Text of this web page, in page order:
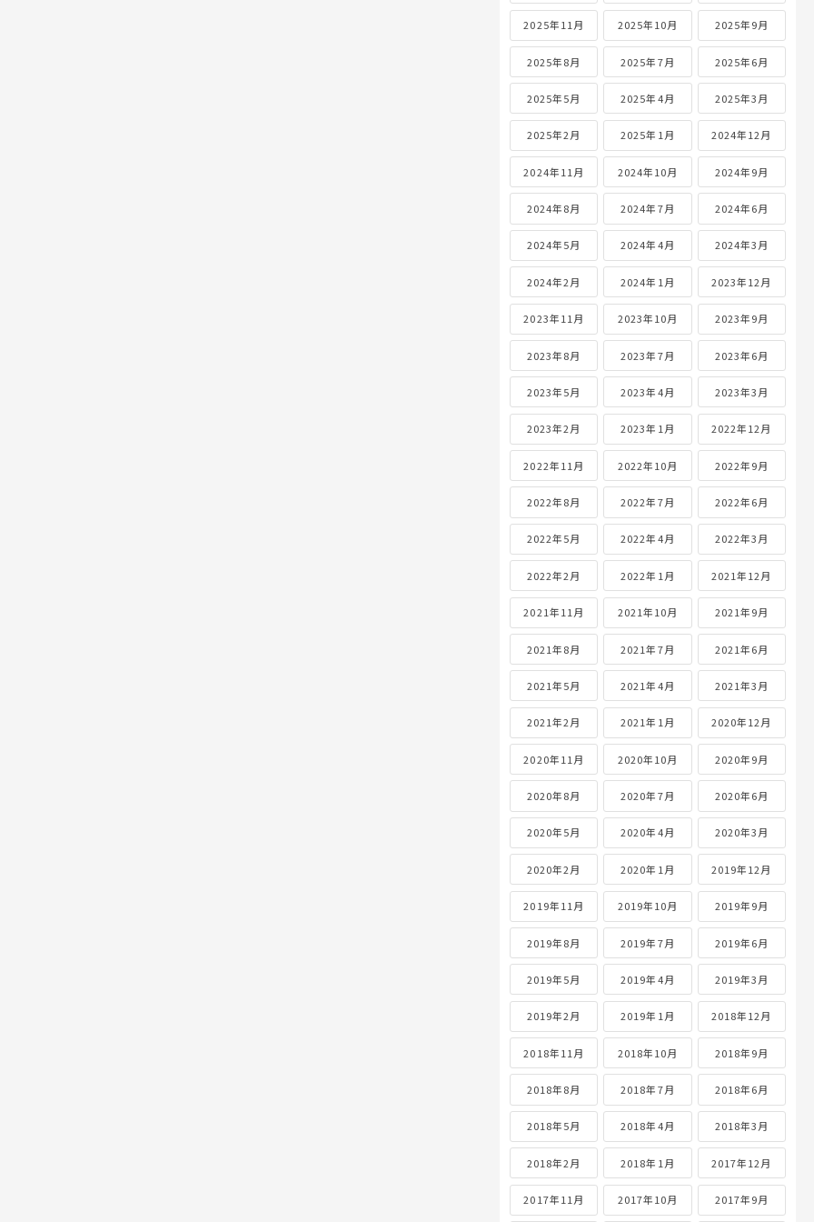
2025年11月 2025年10月 2025年9月
2025年8月 2025年7月 2025年6月
2025年5月 2025年4月 2025年3月
2025年2月 2025年1月 2024年12月
2024年11月 2024年10月 2024年9月
2024年8月 2024年7月 2024年6月
2024年5月 2024年4月 2024年3月
2024年2月 2024年1月 2023年12月
2023年11月 2023年10月 2023年9月
2023年8月 2023年7月 2023年6月
2023年5月 2023年4月 2023年3月
2023年2月 2023年1月 2022年12月
2022年11月 2022年10月 2022年9月
2022年8月 2022年7月 2022年6月
2022年5月 2022年4月 2022年3月
2022年2月 2022年1月 2021年12月
2021年11月 2021年10月 2021年9月
2021年8月 2021年7月 2021年6月
2021年5月 2021年4月 2021年3月
2021年2月 2021年1月 2020年12月
2020年11月 2020年10月 2020年9月
2020年8月 2020年7月 2020年6月
2020年5月 2020年4月 2020年3月
2020年2月 2020年1月 2019年12月
2019年11月 2019年10月 2019年9月
2019年8月 2019年7月 2019年6月
2019年5月 2019年4月 2019年3月
2019年2月 2019年1月 2018年12月
2018年11月 2018年10月 2018年9月
2018年8月 2018年7月 2018年6月
2018年5月 2018年4月 2018年3月
2018年2月 2018年1月 2017年12月
2017年11月 2017年10月 2017年9月